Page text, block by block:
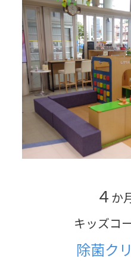
４ か
キッズコ
除菌ク